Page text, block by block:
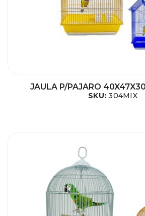
JAULA P/PAJARO
SKU:304MIX